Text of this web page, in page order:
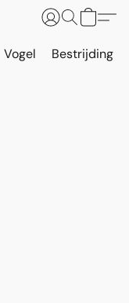
Vogel Bestrijding